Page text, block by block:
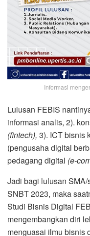
Informasi
Lulusan FEBIS
informasi analis, 2).
(fintech), 3). ICT bisnis
(pengusaha digital
pedagang digital (e-
Jadi bagi lulusan
SNBT 2023, maka
Studi Bisnis Digital
mengembangkan diri
menguasai ilmu bisnis